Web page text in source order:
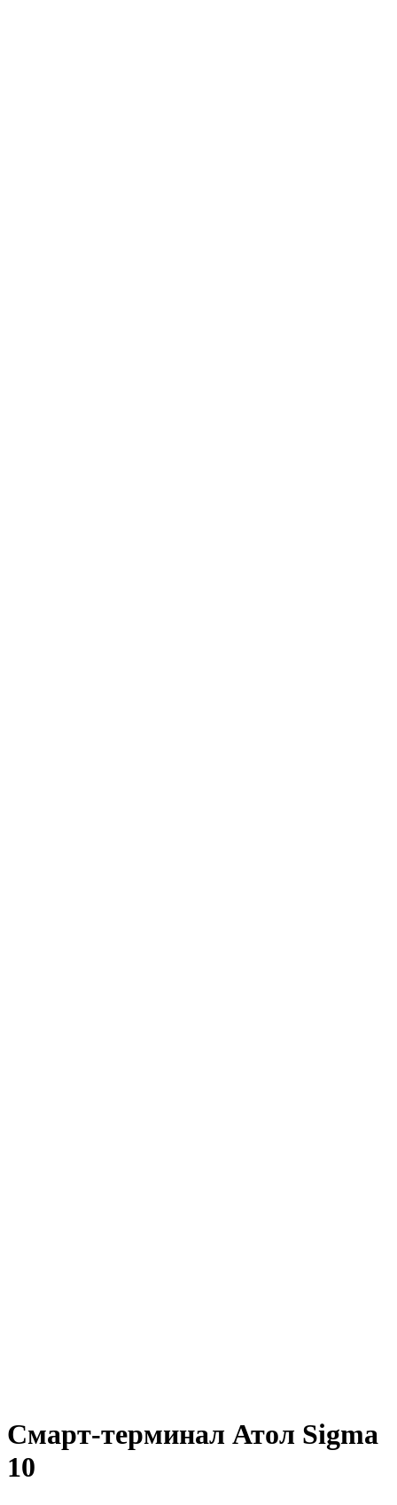
Смарт-терминал Атол Sigma
10